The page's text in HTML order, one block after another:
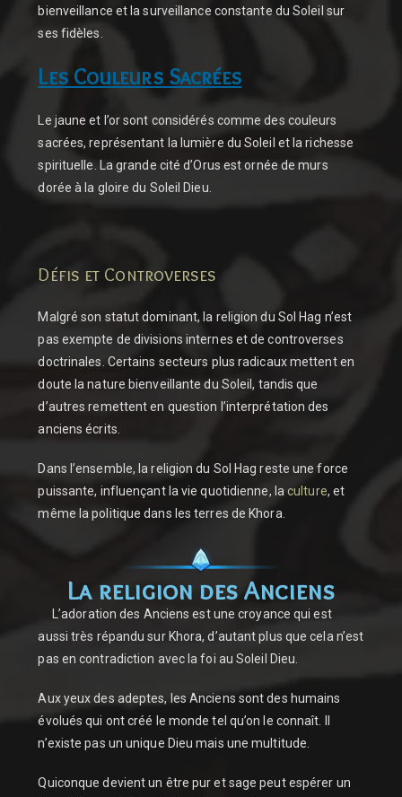
bienveillance et la surveillance constante du Soleil sur
ses fidèles.
Les Couleurs Sacrées
Le jaune et l’or sont considérés comme des couleurs
sacrées, représentant la lumière du Soleil et la richesse
spirituelle. La grande cité d’Orus est ornée de murs
dorée à la gloire du Soleil Dieu.
Défis et Controverses
Malgré son statut dominant, la religion du Sol Hag n’est
pas exempte de divisions internes et de controverses
doctrinales. Certains secteurs plus radicaux mettent en
doute la nature bienveillante du Soleil, tandis que
d’autres remettent en question l’interprétation des
anciens écrits.
Dans l’ensemble, la religion du Sol Hag reste une force
puissante, influençant la vie quotidienne, laculture, et
même la politique dans les terres de Khora.
La religion des Anciens
L’adoration des Anciens est une croyance qui est
aussi très répandu sur Khora, d’autant plus que cela n’est
pas en contradiction avec la foi au Soleil Dieu.
Aux yeux des adeptes, les Anciens sont des humains
évolués qui ont créé le monde tel qu’on le connaît. Il
n’existe pas un unique Dieu mais une multitude.
Quiconque devient un être pur et sage peut espérer un